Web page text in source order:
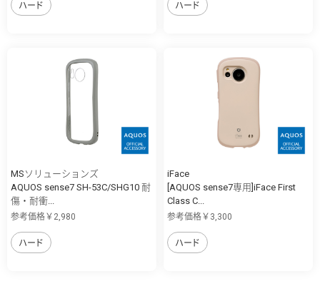
ハード ハード
MSソリューションズ
AQUOS sense7 SH-53C/SHG10 耐
傷・耐衝...
参考価格￥2,980
ハード
iFace
[AQUOS sense7専用]iFace First
Class C...
参考価格￥3,300
ハード